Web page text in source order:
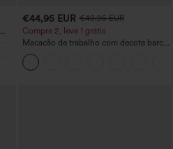
€44,95 EUR €49,95 EUR
Compre 2, leve 1 grátis
Macacão de trabalho com decote barco,
sem mangas, amarração lateral, toque
refrescante Cool-Touch, listrado e com
bolsos – Edição Easy Peezy